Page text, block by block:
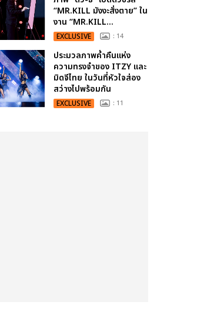
“MR.KILL มังงะสั่งตาย” ใน
งาน “MR.KILL...
EXCLUSIVE : 14
ประมวลภาพค่ำคืนแห่ง
ความทรงจำของ ITZY และ
มิดจีไทย ในวันที่หัวใจส่อง
สว่างไปพร้อมกัน
EXCLUSIVE : 11